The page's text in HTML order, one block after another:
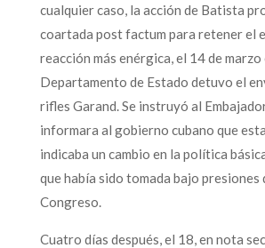
cualquier caso, la acción de Batista
coartada post factum para retener el
reacción más enérgica, el 14 de marzo
Departamento de Estado detuvo el
rifles Garand. Se instruyó al
informara al gobierno cubano que
indicaba un cambio en la política
que había sido tomada bajo presiones
Congreso.
Cuatro días después, el 18, en nota